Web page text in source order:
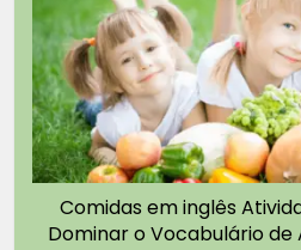
Comidas em inglês
Dominar o Vocabulário de